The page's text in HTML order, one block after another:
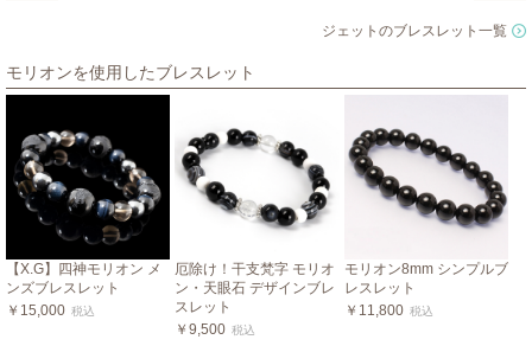
ジェットのブレスレット一覧
モリオンを使用したブレスレット
【X.G】四神モリオン メ
ンズブレスレット
￥15,000 税込
厄除け！干支梵字 モリオ
ン・天眼石 デザインブレ
スレット
￥9,500 税込
モリオン8mm シンプルブ
レスレット
￥11,800 税込